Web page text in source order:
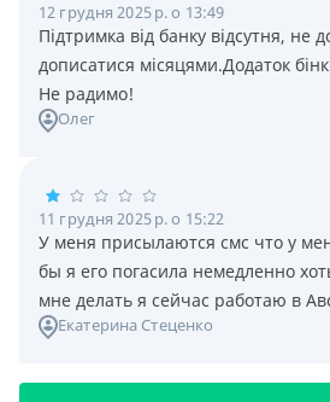
12 грудня 2025 р. о 13:49
Підтримка від банку відсутня, не
дописатися місяцями.Додаток
Не радимо!
Олег
11 грудня 2025 р. о 15:22
У меня присылаются смс что у
бы я его погасила немедленно
мне делать я сейчас работаю в
Екатерина Стеценко